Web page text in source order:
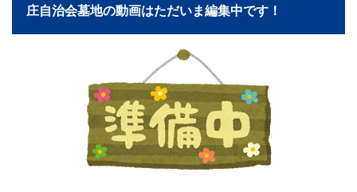
庄自治会墓地の動画はただいま編集中です！